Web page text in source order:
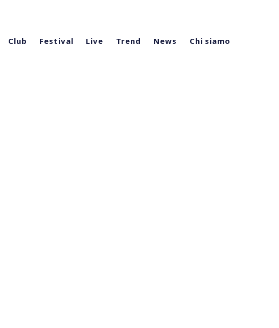
Club Festival Live Trend News Chi siamo